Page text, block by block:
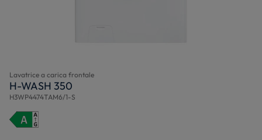
Lavatrice a carica frontale
H-WASH 350
H3WP4474TAM6/1-S